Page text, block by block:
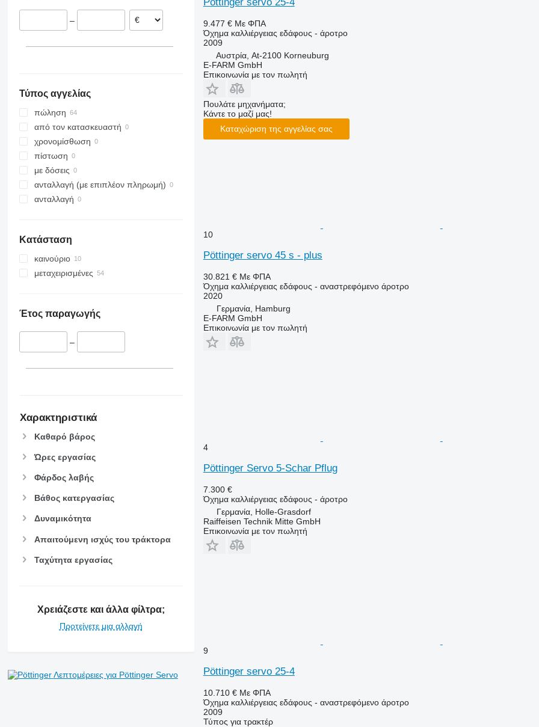
VariDiamant
VariOpal
Ρουμανία
Ολλανδία
–
Τύπος αγγελίας
πώληση
από τον κατασκευαστή
χρονομίσθωση
πίστωση
με δόσεις
ανταλλαγή (με επιπλέον πληρωμή)
ανταλλαγή
Κατάσταση
καινούριο
μεταχειρισμένες
Έτος παραγωγής
–
Χαρακτηριστικά
Καθαρό βάρος
Ώρες εργασίας
Φάρδος λαβής
Βάθος κατεργασίας
Δυναμικότητα
Απαιτούμενη ισχύς του τράκτορα
Ταχύτητα εργασίας
Χρειάζεστε και άλλα φίλτρα;
Προτείνετε μια αλλαγή
Λεπτομέρειες για Pöttinger Servo
9.477 € Με ΦΠΑ
Όχημα καλλιέργειας εδάφους - άροτρο
2009
Αυστρία, At-2100 Korneuburg
E-FARM GmbH
Επικοινωνία με τον πωλητή
Πουλάτε μηχανήματα;
Κάντε το μαζί μας!
Καταχώριση της αγγελίας σας
10
Pöttinger servo 45 s - plus
30.821 € Με ΦΠΑ
Όχημα καλλιέργειας εδάφους - αναστρεφόμενο άροτρο
2020
Γερμανία, Hamburg
E-FARM GmbH
Επικοινωνία με τον πωλητή
4
Pöttinger Servo 5-Schar Pflug
7.300 €
Όχημα καλλιέργειας εδάφους - άροτρο
Γερμανία, Holle-Grasdorf
Raiffeisen Technik Mitte GmbH
Επικοινωνία με τον πωλητή
9
Pöttinger servo 25-4
10.710 € Με ΦΠΑ
Όχημα καλλιέργειας εδάφους - αναστρεφόμενο άροτρο
2009
Τύπος για τρακτέρ